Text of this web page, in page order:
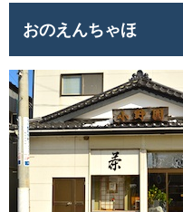
おのえんちゃほ